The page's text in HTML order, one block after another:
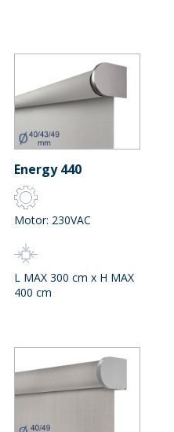
Energy 440
Motor: 230VAC
L MAX 300 cm x H MAX
400 cm